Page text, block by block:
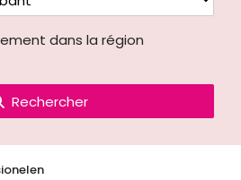
dans la région
Rechercher